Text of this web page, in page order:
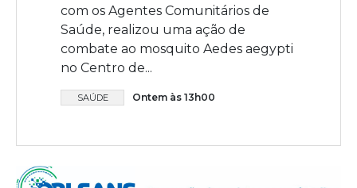
com os Agentes Comunitários de
Saúde, realizou uma ação de
combate ao mosquito Aedes aegypti
no Centro de...
SAÚDE Ontem às 13h00